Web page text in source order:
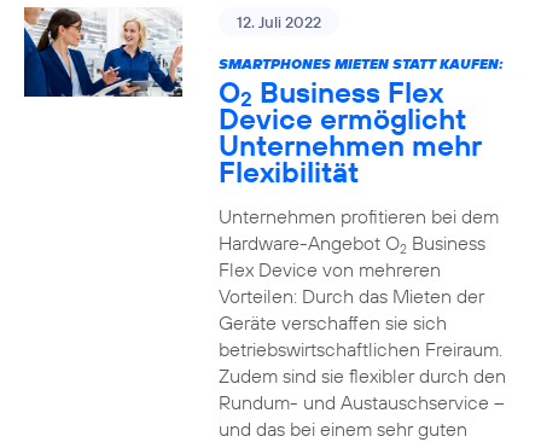
12. Juli 2022
SMARTPHONES MIETEN STATT KAUFEN:
O2 Business Flex
Device ermöglicht
Unternehmen mehr
Flexibilität
Unternehmen profitieren bei dem
Hardware-Angebot O2Business
Flex Device von mehreren
Vorteilen: Durch das Mieten der
Geräte verschaffen sie sich
betriebswirtschaftlichen Freiraum.
Zudem sind sie flexibler durch den
Rundum- und Austauschservice –
und das bei einem sehr guten